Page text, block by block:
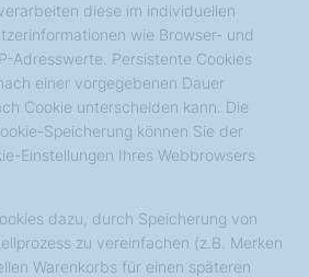
diese im individuellen
wie Browser- und
Adresswerte. Persistente Cookies
einer vorgegebenen Dauer
Cookie unterscheiden kann. Die
Speicherung können Sie der
Einstellungen Ihres Webbrowsers
dazu, durch Speicherung von
zu vereinfachen (z.B. Merken
Warenkorbs für einen späteren